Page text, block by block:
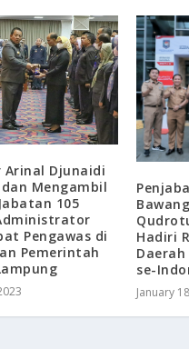
Arinal Djunaidi
Mengambil
105
Pengawas di
Pemerintah
Hadiri
se-
January